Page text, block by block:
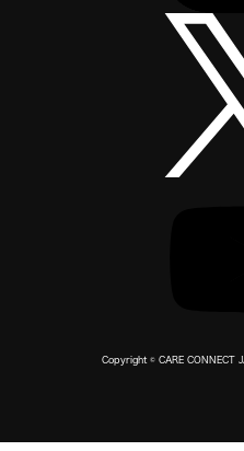
Copyright © CARE CONNECT